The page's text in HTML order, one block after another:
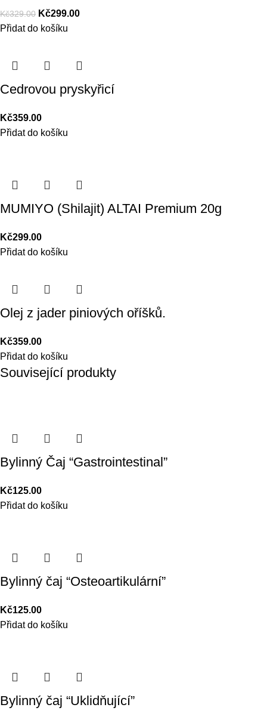
Kč329.00 Kč299.00
Přidat do košíku
Cedrovou pryskyřicí
Kč359.00
Přidat do košíku
MUMIYO (Shilajit) ALTAI Premium 20g
Kč299.00
Přidat do košíku
Olej z jader piniových oříšků.
Kč359.00
Přidat do košíku
Související produkty
Bylinný Čaj “Gastrointestinal”
Kč125.00
Přidat do košíku
Bylinný čaj “Osteoartikulární”
Kč125.00
Přidat do košíku
Bylinný čaj “Uklidňující”